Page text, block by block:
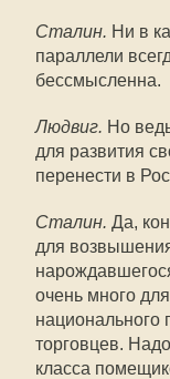
Сталин. Ни в
параллели
бессмысленна.
Людвиг. Но
для развития
перенести в
Сталин. Да,
для
очень много
национального
торговцев.
класса